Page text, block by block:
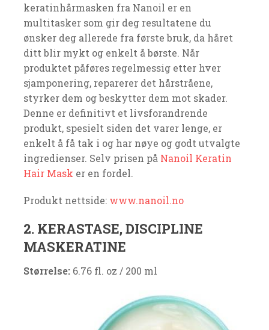
keratinhårmasken fra Nanoil er en
multitasker som gir deg resultatene du
ønsker deg allerede fra første bruk, da håret
ditt blir mykt og enkelt å børste. Når
produktet påføres regelmessig etter hver
sjamponering, reparerer det hårstråene,
styrker dem og beskytter dem mot skader.
Denne er definitivt et livsforandrende
produkt, spesielt siden det varer lenge, er
enkelt å få tak i og har nøye og godt utvalgte
ingredienser. Selv prisen på Nanoil Keratin
Hair Mask er en fordel.
Produkt nettside: www.nanoil.no
2. KERASTASE, DISCIPLINE
MASKERATINE
Størrelse: 6.76 fl. oz / 200 ml